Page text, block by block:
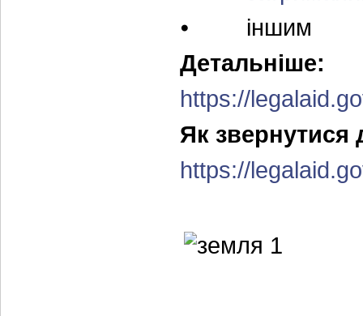
⦁ іншим
Детальніше:
https://
Як
https://